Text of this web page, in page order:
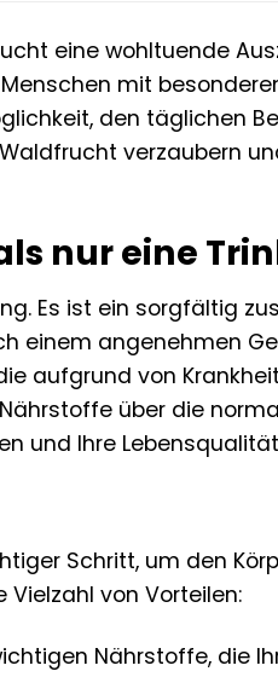
eine wohltuende
mit
den täglichen
verzaubern
nur eine
Es ist ein sorgfältig
einem angenehmen
aufgrund von
über die
und Ihre
Schritt, um den
Vielzahl von Vorteilen:
Nährstoffe, die